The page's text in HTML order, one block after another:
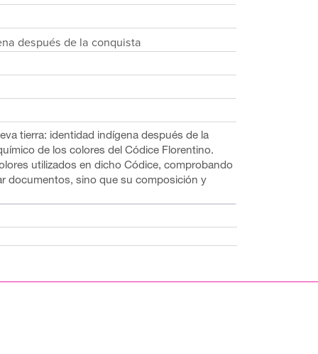
después de la conquista
tierra: identidad indígena después de la
de los colores del Códice Florentino.
utilizados en dicho Códice, comprobando
documentos, sino que su composición y